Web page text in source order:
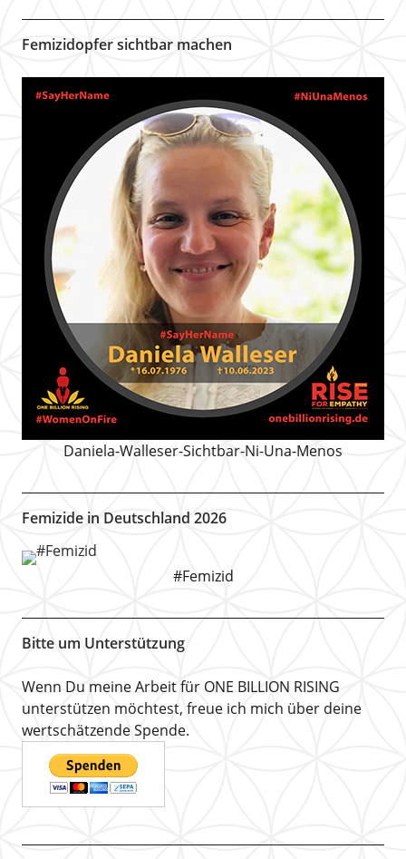
Femizidopfer sichtbar machen
Daniela-Walleser-Sichtbar-Ni-Una-Menos
Femizide in Deutschland 2026
#Femizid
Bitte um Unterstützung
Wenn Du meine Arbeit für ONE BILLION RISING
unterstützen möchtest, freue ich mich über deine
wertschätzende Spende.